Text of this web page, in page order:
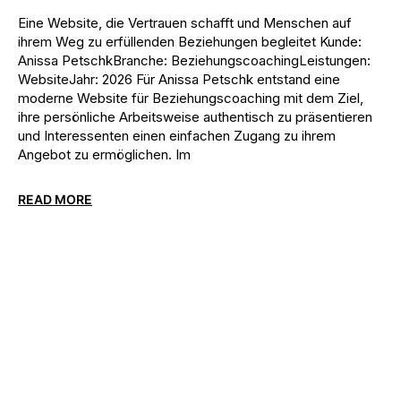
Eine Website, die Vertrauen schafft und Menschen auf
ihrem Weg zu erfüllenden Beziehungen begleitet Kunde:
Anissa PetschkBranche: BeziehungscoachingLeistungen:
WebsiteJahr: 2026 Für Anissa Petschk entstand eine
moderne Website für Beziehungscoaching mit dem Ziel,
ihre persönliche Arbeitsweise authentisch zu präsentieren
und Interessenten einen einfachen Zugang zu ihrem
Angebot zu ermöglichen. Im
READ MORE